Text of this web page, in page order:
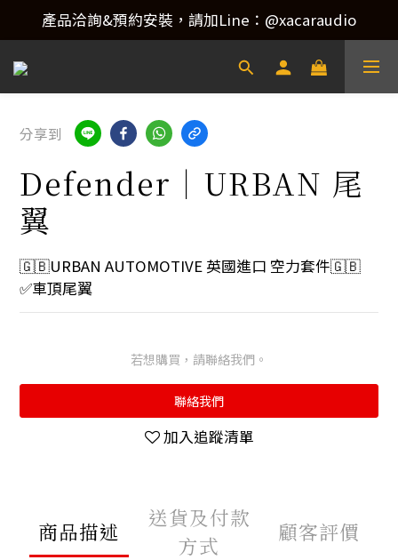
產品洽詢&預約安裝，請加Line：@xacaraudio
產品洽詢&預約安裝，請加Line：@xacaraudio
歡迎來電洽詢 02-22773788！
產品洽詢&預約安裝，請加Line：@xacaraudio
分享到
Defender｜URBAN 尾
翼
🇬🇧URBAN AUTOMOTIVE 英國進口 空力套件🇬🇧
✅車頂尾翼
若想購買，請聯絡我們。
聯絡我們
加入追蹤清單
商品描述
送貨及付款
方式
顧客評價